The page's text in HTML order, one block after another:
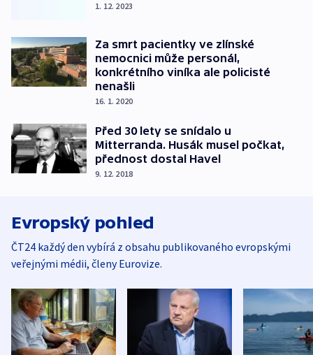
1. 12. 2023
Za smrt pacientky ve zlínské
nemocnici může personál,
konkrétního viníka ale policisté
nenašli
16. 1. 2020
Před 30 lety se snídalo u
Mitterranda. Husák musel počkat,
přednost dostal Havel
9. 12. 2018
Evropský pohled
ČT24 každý den vybírá z obsahu publikovaného evropskými
veřejnými médii, členy Eurovize.